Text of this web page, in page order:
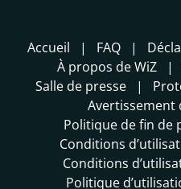
Accueil FAQ
À propos de WiZ
Salle de presse
Avertissement
Politique de fin de
Conditions
Conditions
Politique